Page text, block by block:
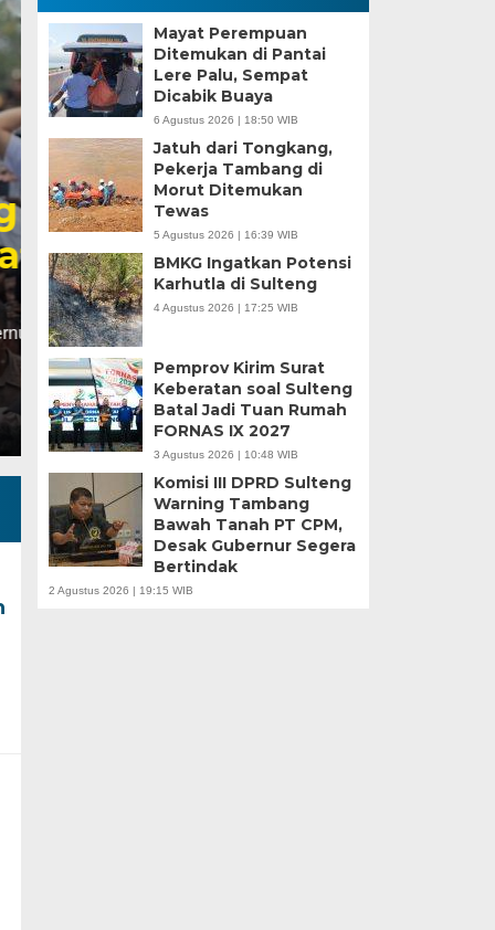
Kesaksian Buruh
Industri Nikel di
Minggu, 5 Jan 2025 - 18:59 WIB
HARIANSULTENG.COM, MOROWALI – Industri
punggung ekspor nasional. Mantra hilirisasi terus…
Mayat Perempuan
Ditemukan di Pantai
Lere Palu, Sempat
Dicabik Buaya
6 Agustus 2026 | 18:50 WIB
Jatuh dari Tongkang,
Pekerja Tambang di
Morut Ditemukan
Tewas
5 Agustus 2026 | 16:39 WIB
BMKG Ingatkan Potensi
Karhutla di Sulteng
4 Agustus 2026 | 17:25 WIB
Pemprov Kirim Surat
Keberatan soal Sulteng
Batal Jadi Tuan Rumah
FORNAS IX 2027
3 Agustus 2026 | 10:48 WIB
Komisi III DPRD Sulteng
Warning Tambang
Bawah Tanah PT CPM,
Desak Gubernur Segera
Bertindak
2 Agustus 2026 | 19:15 WIB